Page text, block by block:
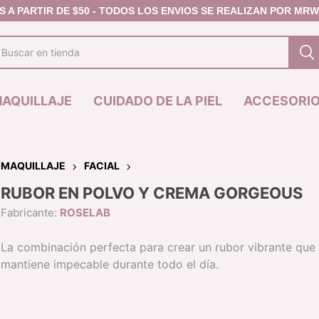
DE CEJAS
DE CEJAS
FACIAL
CONTORNO -
CORRECTOR
POLVO COMPACTO /
LABIOS
LABIAL EN
CUIDADO DE LA PIEL
MASCARILLA PREMIER
MAQUILLAJE FACIAL
RUBOR EN POLVO Y CREMA GORGEOUS
Fabricante: ROSELAB
La combinación perfecta para crear un rubor vibrante que
mantiene impecable durante todo el día.